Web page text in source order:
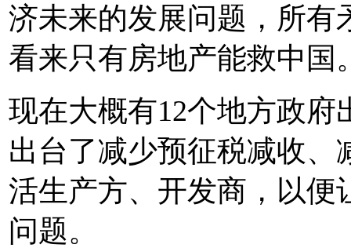
济未来的发展问题，所有
看来只有房地产能救中国
现在大概有12个地方政
出台了减少预征税减收、
活生产方、开发商，以便
问题。